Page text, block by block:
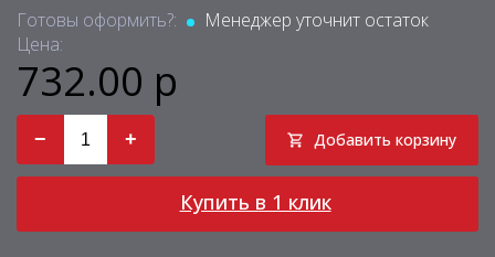
Готовы оформить?:
Менеджер уточнит остаток
Цена:
732.00 р
− + Добавить корзину
Купить в 1 клик